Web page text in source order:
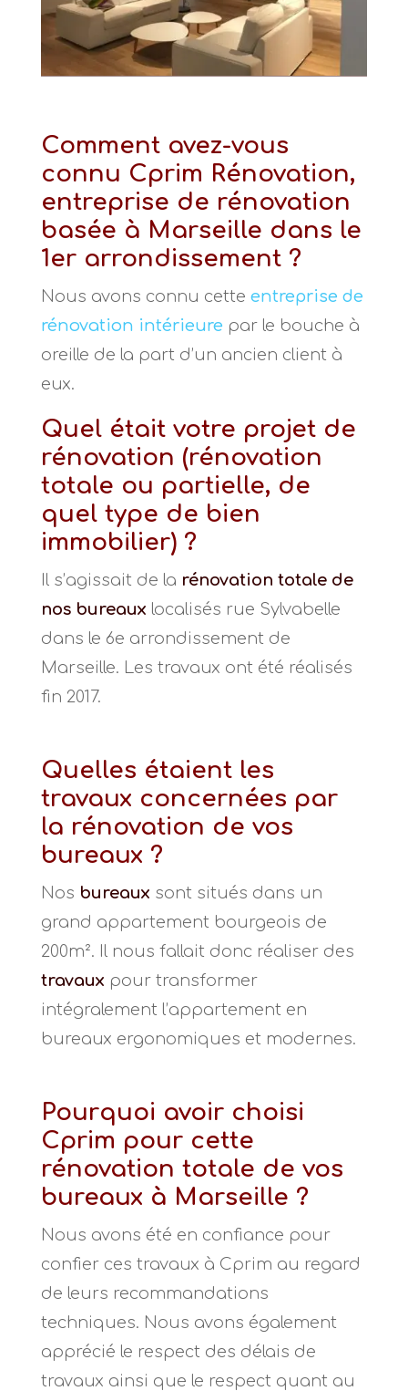
Comment avez-vous
connu Cprim Rénovation,
entreprise de rénovation
basée à Marseille dans le
1er arrondissement ?
Nous avons connu cette entreprise de
rénovation intérieure par le bouche à
oreille de la part d’un ancien client à
eux.
Quel était votre projet de
rénovation (rénovation
totale ou partielle, de
quel type de bien
immobilier) ?
Il s’agissait de la rénovation totale de
nos bureaux localisés rue Sylvabelle
dans le 6e arrondissement de
Marseille. Les travaux ont été réalisés
fin 2017.
Quelles étaient les
travaux concernées par
la rénovation de vos
bureaux ?
Nos bureaux sont situés dans un
grand appartement bourgeois de
200m². Il nous fallait donc réaliser des
travaux pour transformer
intégralement l’appartement en
bureaux ergonomiques et modernes.
Pourquoi avoir choisi
Cprim pour cette
rénovation totale de vos
bureaux à Marseille ?
Nous avons été en confiance pour
confier ces travaux à Cprim au regard
de leurs recommandations
techniques. Nous avons également
apprécié le respect des délais de
travaux ainsi que le respect quant au